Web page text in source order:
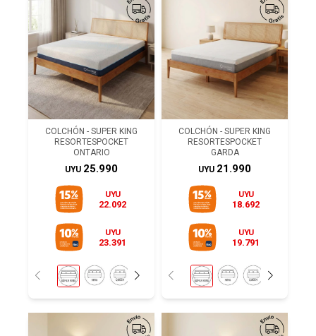
COLCHÓN - SUPER KING
RESORTESPOCKET
ONTARIO
UYU 25.990
UYU
22.092
UYU
23.391
COLCHÓN - SUPER KING
RESORTESPOCKET
GARDA
UYU 21.990
UYU
18.692
UYU
19.791